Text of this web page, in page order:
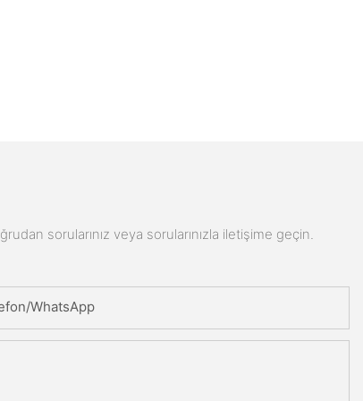
sorularınız veya sorularınızla iletişime geçin.
WhatsApp